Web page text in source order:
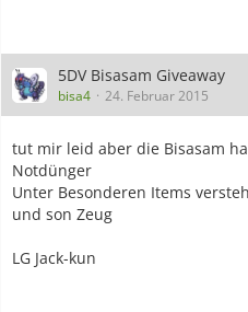
5DV Bisasam Giveaway
bisa4 24. Februar 2015
tut mir leid aber die Bisasam
Notdünger
Unter Besonderen Items
und son Zeug
LG Jack-kun